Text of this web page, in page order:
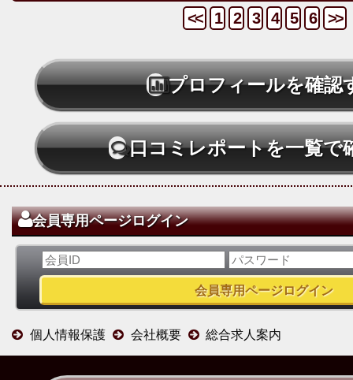
<< 1 2 3 4 5 6 >>
プロフィールを確認
口コミレポートを一覧で
会員専用ページログイン
個人情報保護 会社概要 総合求人案内